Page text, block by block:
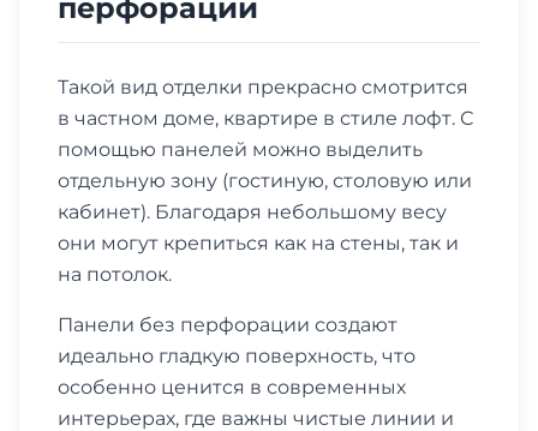
перфорации
Такой вид отделки прекрасно смотрится
в частном доме, квартире в стиле лофт. С
помощью панелей можно выделить
отдельную зону (гостиную, столовую или
кабинет). Благодаря небольшому весу
они могут крепиться как на стены, так и
на потолок.
Панели без перфорации создают
идеально гладкую поверхность, что
особенно ценится в современных
интерьерах, где важны чистые линии и